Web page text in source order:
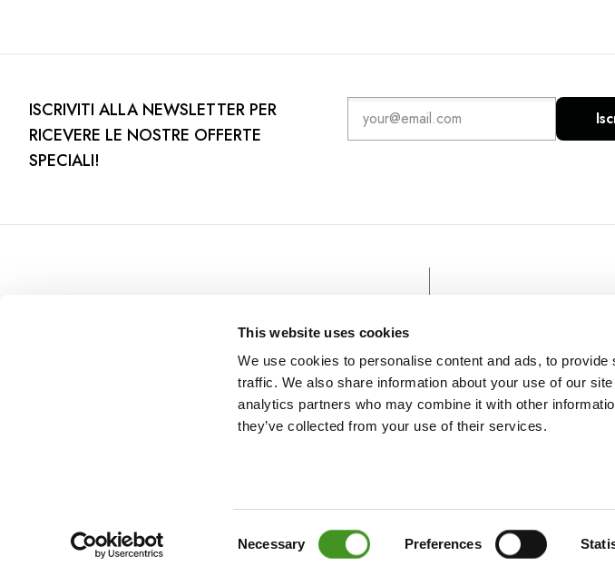
This website uses cookies
We use cookies to personalise content and ads, to
traffic. We also share information about your use of our
analytics partners who may combine it with other
they’ve collected from your use of their services.
Necessary Preferences
ISCRIVITI ALLA NEWSLETTER PER
RICEVERE LE NOSTRE OFFERTE
SPECIALI!
2026 All rights reserved to Arena Campsites offering Croatia camping and mobile homes in